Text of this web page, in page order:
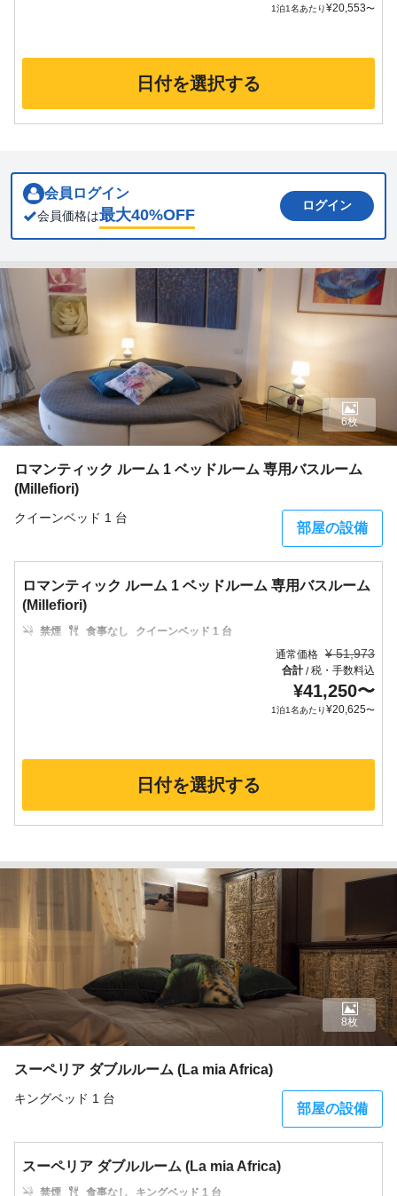
1泊1名あたり¥20,553〜
日付を選択する
会員ログイン
会員価格は最大40%OFF
ログイン
ロマンティック ルーム 1 ベッドルーム 専用バスルーム
(Millefiori)
クイーンベッド 1 台
部屋の設備
6枚
ロマンティック ルーム 1 ベッドルーム 専用バスルーム
(Millefiori)
禁煙 食事なし
クイーンベッド 1 台
通常価格 ¥ 51,973
合計/税・手数料込
¥41,250〜
1泊1名あたり¥20,625〜
日付を選択する
スーペリア ダブルルーム (La mia Africa)
キングベッド 1 台
部屋の設備
8枚
スーペリア ダブルルーム (La mia Africa)
禁煙 食事なし キングベッド 1 台